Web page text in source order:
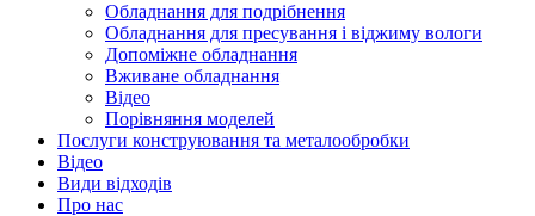
Обладнання для подрібнення
Обладнання для пресування і віджиму вологи
Допоміжне обладнання
Вживане обладнання
Відео
Порівняння моделей
Послуги конструювання та металообробки
Відео
Види відходів
Про нас